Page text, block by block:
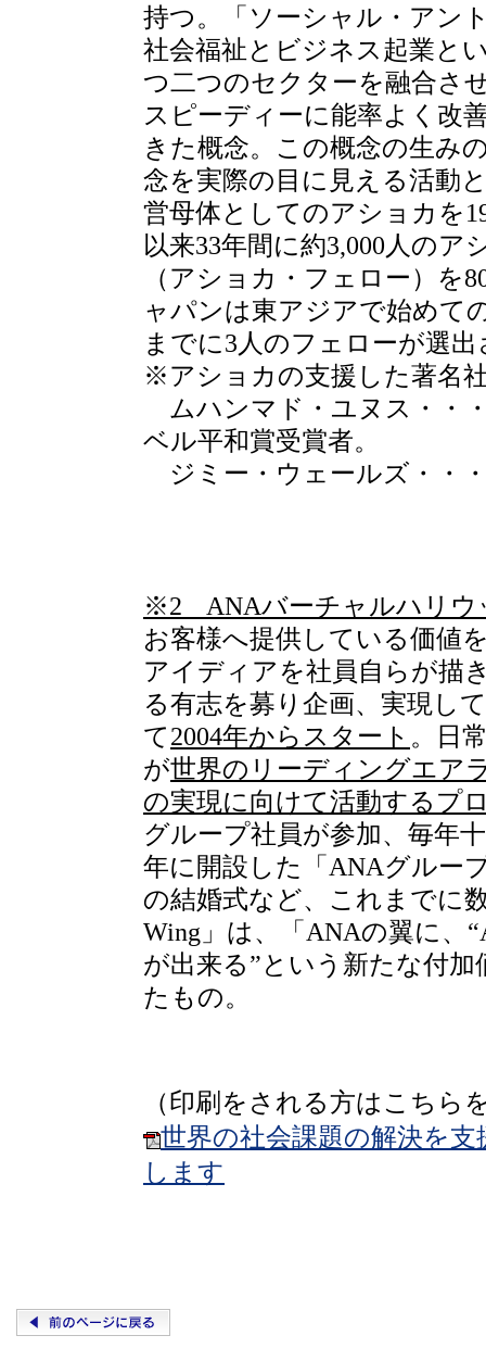
持つ。「ソーシャル・アン
社会福祉とビジネス起業と
つ二つのセクターを融合さ
スピーディーに能率よく改
きた概念。この概念の生み
念を実際の目に見える活動
営母体としてのアショカを
以来33年間に約3,000人の
（アショカ・フェロー）を
ャパンは東アジアで始めて
までに3人のフェローが選
※アショカの支援した著名
ムハンマド・ユヌス・・
ベル平和賞受賞者。
ジミー・ウェールズ・・
※2 ANAバーチャルハリウ
お客様へ提供している価値
アイディアを社員自らが描
る有志を募り企画、実現し
て2004年からスタート 。日
が世界のリーディングエア
の実現に向けて活動するプ
グループ社員が参加、毎年
年に開設した「ANAグルー
の結婚式など、これまでに
Wing」は、「ANAの翼に、
が出来る”という新たな付
たもの。
（印刷をされる方はこちら
世界の社会課題の解決を
します